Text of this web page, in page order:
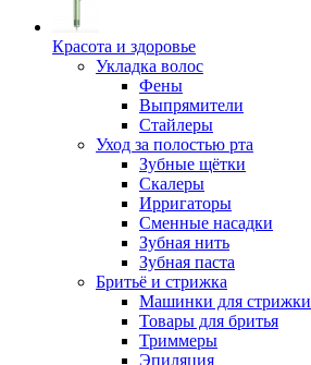
Красота и здоровье
Укладка волос
Фены
Выпрямители
Стайлеры
Уход за полостью рта
Зубные щётки
Скалеры
Ирригаторы
Сменные насадки
Зубная нить
Зубная паста
Бритьё и стрижка
Машинки для стрижки
Товары для бритья
Триммеры
Эпиляция